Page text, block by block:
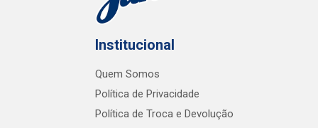
Institucional
Quem Somos
Política de Privacidade
Política de Troca e Devolução